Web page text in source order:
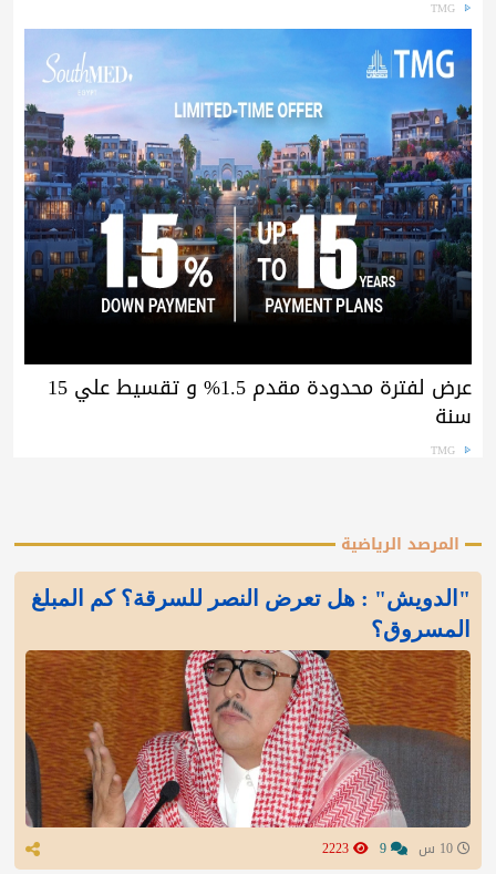
TMG
عرض لفترة محدودة مقدم 1.5% و تقسيط علي 15
سنة
TMG
المرصد الرياضية
"الدويش" : هل تعرض النصر للسرقة؟ كم المبلغ
المسروق؟